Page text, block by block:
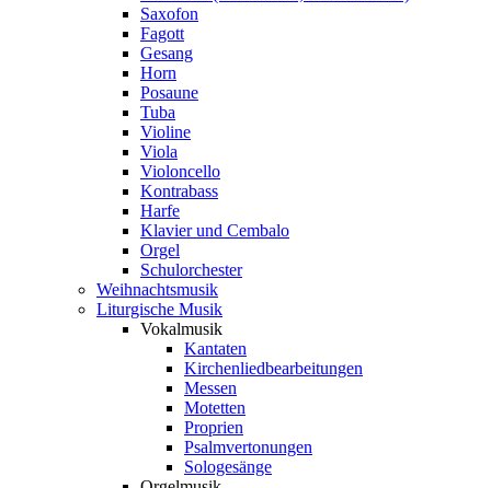
Saxofon
Fagott
Gesang
Horn
Posaune
Tuba
Violine
Viola
Violoncello
Kontrabass
Harfe
Klavier und Cembalo
Orgel
Schulorchester
Weihnachtsmusik
Liturgische Musik
Vokalmusik
Kantaten
Kirchenliedbearbeitungen
Messen
Motetten
Proprien
Psalmvertonungen
Sologesänge